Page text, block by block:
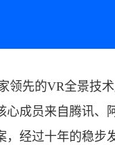
的VR全景技术
成员来自腾讯
，经过十年的稳